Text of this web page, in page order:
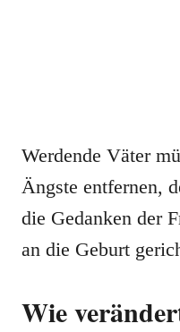
Werdende Väter
Ängste entfernen,
die Gedanken der
an die Geburt
Wie